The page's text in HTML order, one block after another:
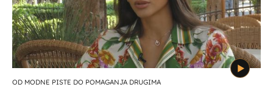
OD MODNE PISTE DO POMAGANJA DRUGIMA